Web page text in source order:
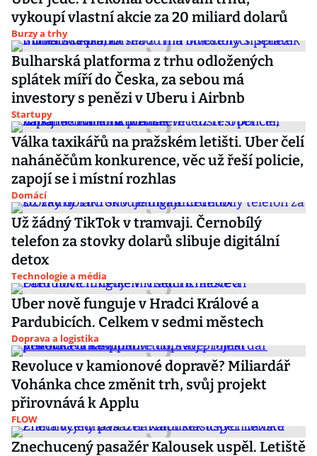
vykoupí vlastní akcie za 20 miliard dolarů
Burzy a trhy
Bulharská platforma z trhu odložených
splátek míří do Česka, za sebou má
investory s penězi v Uberu i Airbnb
Startupy
Válka taxikářů na pražském letišti. Uber čelí
naháněčům konkurence, věc už řeší policie,
zapojí se i místní rozhlas
Domácí
Už žádný TikTok v tramvaji. Černobílý
telefon za stovky dolarů slibuje digitální
detox
Technologie a média
Uber nově funguje v Hradci Králové a
Pardubicích. Celkem v sedmi městech
Doprava a logistika
Revoluce v kamionové dopravě? Miliardář
Vohánka chce změnit trh, svůj projekt
přirovnává k Applu
FLOW
Znechucený pasažér Kalousek uspěl. Letiště